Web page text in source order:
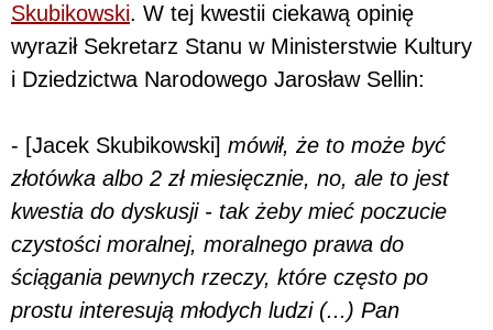
Skubikowski. W tej kwestii ciekawą opinię
wyraził Sekretarz Stanu w Ministerstwie Kultury
i Dziedzictwa Narodowego Jarosław Sellin:
- [Jacek Skubikowski] mówił, że to może być
złotówka albo 2 zł miesięcznie, no, ale to jest
kwestia do dyskusji - tak żeby mieć poczucie
czystości moralnej, moralnego prawa do
ściągania pewnych rzeczy, które często po
prostu interesują młodych ludzi (...) Pan